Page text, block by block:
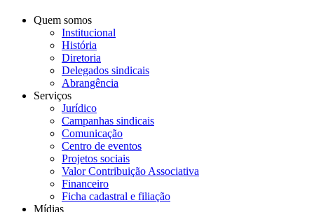
Quem somos
Institucional
História
Diretoria
Delegados sindicais
Abrangência
Serviços
Jurídico
Campanhas sindicais
Comunicação
Centro de eventos
Projetos sociais
Valor Contribuição Associativa
Financeiro
Ficha cadastral e filiação
Mídias